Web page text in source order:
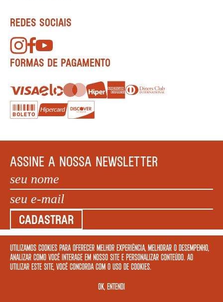
Utilizamos cookies para oferecer melhor experiência, melhorar o desempenho,
analizar como você interage em nosso site e personalizar conteúdo. Ao
utilizar este site, você concorda com o uso de cookies.
OK, ENTENDI
REDES SOCIAIS
FORMAS DE PAGAMENTO
ASSINE A NOSSA NEWSLETTER
CADASTRAR
COPYRIGHT MEGAFAUNA LIVRARIA LTDA. - CNPJ: 34.840.986/0001-20. EDIFÍCIO COPAN AV
IPIRANGA, 200 LOJA 5 - SÃO PAULO – SP 01046 010. © 2022 TODOS OS DIREITOS
RESERVADOS.